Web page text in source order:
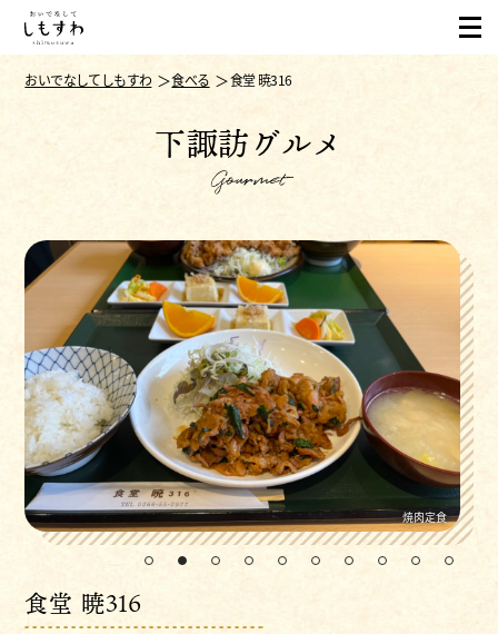
おいでなしてしもすわ 食べる 食堂 暁316
下諏訪グルメ
Gourmet
山賊揚げ
焼肉定食
食堂 暁316